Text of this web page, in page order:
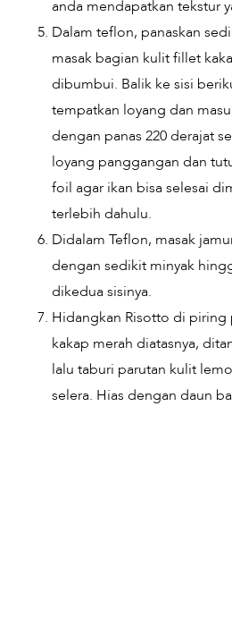
anda mendapatkan tekstur
Dalam teflon, panaskan
masak bagian kulit fillet
dibumbui. Balik ke sisi
tempatkan loyang dan
dengan panas 220 derajat
loyang panggangan dan
foil agar ikan bisa selesai
terlebih dahulu.
Didalam Teflon, masak
dengan sedikit minyak
dikedua sisinya.
Hidangkan Risotto di piring
kakap merah diatasnya,
lalu taburi parutan kulit
selera. Hias dengan daun